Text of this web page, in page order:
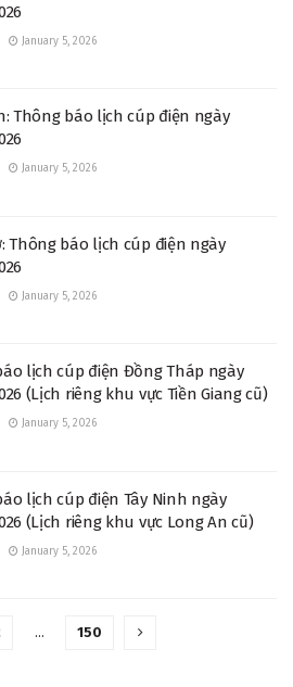
January 5, 2026
Thông báo lịch cúp điện ngày
January 5, 2026
Thông báo lịch cúp điện ngày
January 5, 2026
lịch cúp điện Đồng Tháp ngày
(Lịch riêng khu vực Tiền Giang cũ)
January 5, 2026
lịch cúp điện Tây Ninh ngày
(Lịch riêng khu vực Long An cũ)
January 5, 2026
… 150